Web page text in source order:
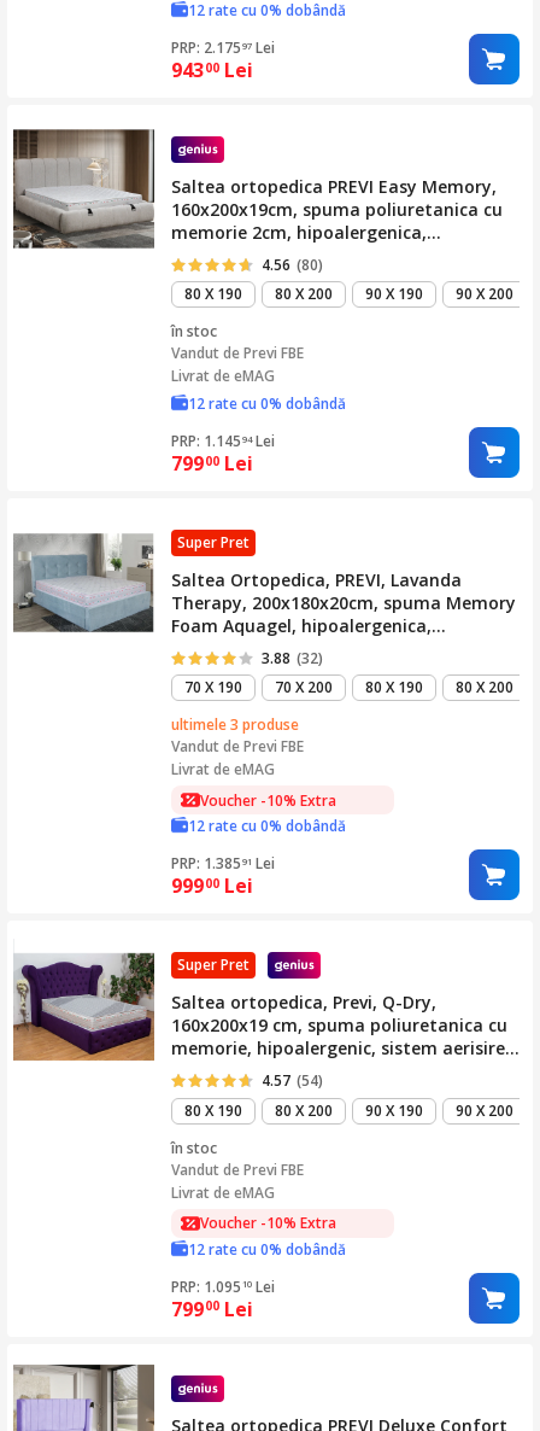
12 rate cu 0% dobândă
PRP: 2.175 97 Lei
94300 Lei
Saltea ortopedica PREVI Easy Memory,
160x200x19cm, spuma poliuretanica cu
memorie 2cm, hipoalergenica,
antibacteriana, tratata cu aloe vera, cu
sistem de aerisire, ferma
4.56 (80)
80 X 190
80 X 200 90 X 190
90 X 200
în stoc
Vandut dePrevi FBE
Livrat de eMAG
12 rate cu 0% dobândă
PRP: 1.145 94 Lei
79900 Lei
Super Pret
Saltea Ortopedica, PREVI, Lavanda
Therapy, 200x180x20cm, spuma Memory
Foam Aquagel, hipoalergenica,
termoregulatoare, antitranspiranta,
reversibila cu sistem de aerisire, tratat
cu Lavanda, medie
3.88 (32)
70 X 190
70 X 200 80 X 190
80 X 200
ultimele 3 produse
Vandut dePrevi FBE
Livrat de eMAG
Voucher -10% Extra
12 rate cu 0% dobândă
PRP: 1.385 91 Lei
99900 Lei
Super Pret
Saltea ortopedica, Previ, Q-Dry,
160x200x19 cm, spuma poliuretanica cu
memorie, hipoalergenic, sistem aerisire,
anibacterian, ferma
4.57 (54)
80 X 190
80 X 200 90 X 190
90 X 200
în stoc
Vandut dePrevi FBE
Livrat de eMAG
Voucher -10% Extra
12 rate cu 0% dobândă
PRP: 1.095 10 Lei
79900 Lei
Saltea ortopedica PREVI Deluxe Confort